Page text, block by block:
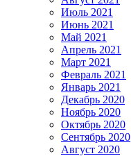
Июль 2021
Июнь 2021
Май 2021
Апрель 2021
Март 2021
Февраль 2021
Январь 2021
Декабрь 2020
Ноябрь 2020
Октябрь 2020
Сентябрь 2020
Август 2020